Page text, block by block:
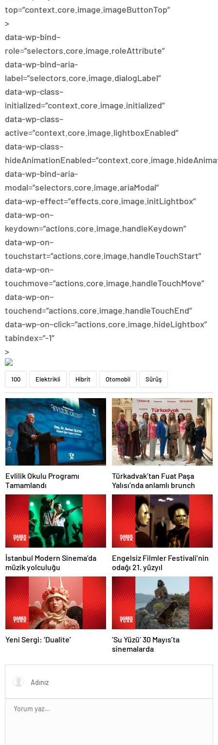
top=”context.core.image.imageButtonTop”
>
data-wp-bind–
role=”selectors.core.image.roleAttribute”
data-wp-bind–aria-
label=”selectors.core.image.dialogLabel”
data-wp-class–
initialized=”context.core.image.initialized”
data-wp-class–
active=”context.core.image.lightboxEnabled”
data-wp-class–
data-wp-bind–aria-
modal=”selectors.core.image.ariaModal”
data-wp-effect=”effects.core.image.initLightbox”
data-wp-on–
keydown=”actions.core.image.handleKeydown”
data-wp-on–
touchstart=”actions.core.image.handleTouchStart”
data-wp-on–
touchmove=”actions.core.image.handleTouchMove”
data-wp-on–
touchend=”actions.core.image.handleTouchEnd”
data-wp-on–click=”actions.core.image.hideLightbox”
tabindex=”-1″
>
100 Elektrikli Hibrit Otomobil Sürüş
Evlilik Okulu Programı
Tamamlandı
Türkadvak’tan Fuat Paşa
Yalısı’nda anlamlı brunch
İstanbul Modern Sinema’da
müzik yolculuğu
Engelsiz Filmler Festivali’nin
odağı 21. yüzyıl
Yeni Sergi: ‘Dualite’
‘Su Yüzü’ 30 Mayıs’ta
sinemalarda